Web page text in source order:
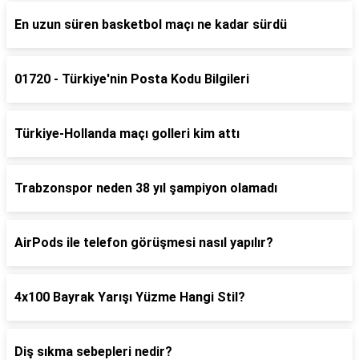
En uzun süren basketbol maçı ne kadar sürdü
01720 - Türkiye'nin Posta Kodu Bilgileri
Türkiye-Hollanda maçı golleri kim attı
Trabzonspor neden 38 yıl şampiyon olamadı
AirPods ile telefon görüşmesi nasıl yapılır?
4x100 Bayrak Yarışı Yüzme Hangi Stil?
Diş sıkma sebepleri nedir?